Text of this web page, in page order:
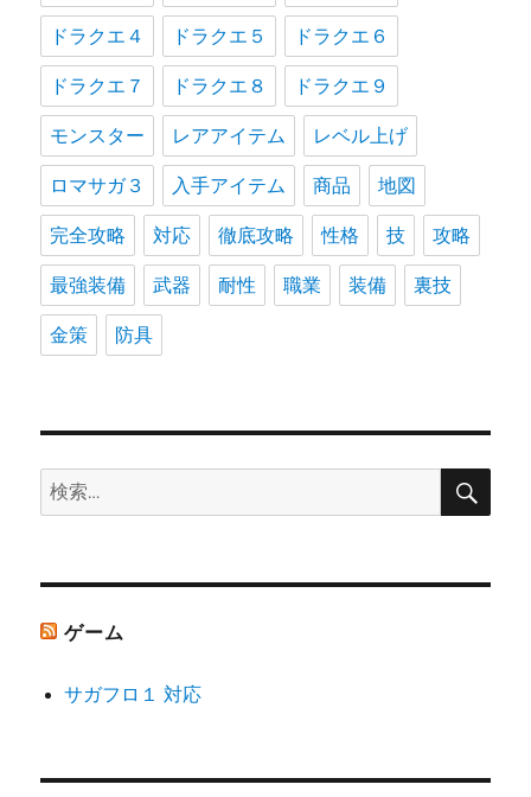
ドラクエ４ ドラクエ５ ドラクエ６
ドラクエ７ ドラクエ８ ドラクエ９
モンスター レアアイテム レベル上げ
ロマサガ３ 入手アイテム 商品 地図
完全攻略 対応 徹底攻略 性格 技 攻略
最強装備 武器 耐性 職業 装備 裏技
金策 防具
検
索:
検
ゲーム
サガフロ１ 対応